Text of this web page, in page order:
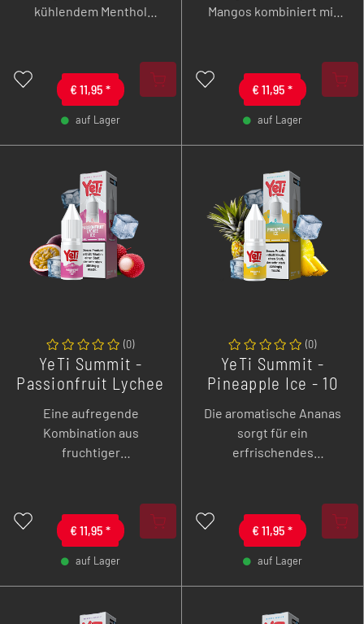
- +
€ 11,95 *
auf Lager
kühlendem Menthol
fruchtige Intensität und
belebende Frische
perfekt vereint.
- +
€ 11,95 *
auf Lager
Mangos kombiniert mit
- +
€ 11,95 *
auf Lager
(0)
YeTi Summit -
Passionfruit Lychee
Overdozed
Nikotinsalz Liquid
Eine aufregende
Kombination aus
fruchtiger
Frische.
- +
€ 11,95 *
auf Lager
(0)
YeTi Summit -
Pineapple Ice - 10
Nikotinsalz Liquid
Die aromatische Ananas
sorgt für ein
erfrischendes
sonnige Tage erinnert.